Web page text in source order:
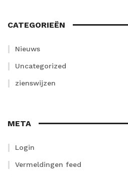
CATEGORIEËN
Nieuws
Uncategorized
zienswijzen
META
Login
Vermeldingen feed